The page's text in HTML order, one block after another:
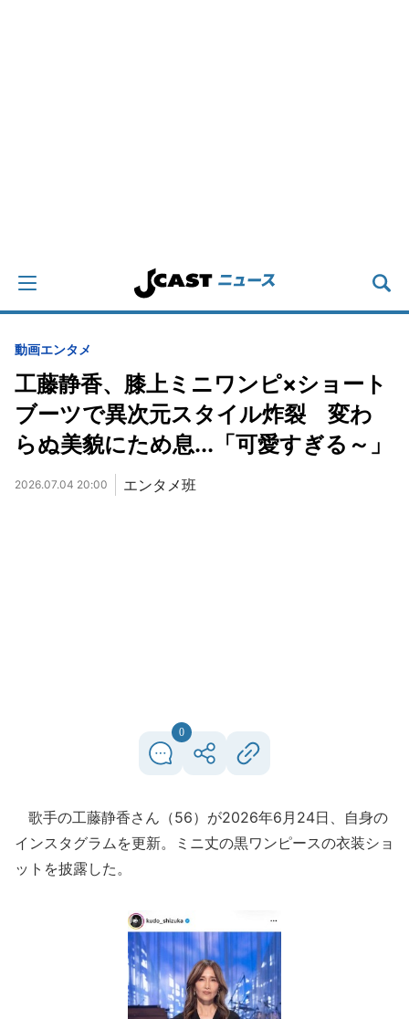
動画エンタメ
工藤静香、膝上ミニワンピ×ショート
ブーツで異次元スタイル炸裂 変わ
らぬ美貌にため息...「可愛すぎる～」
2026.07.04 20:00 エンタメ班
0
歌手の工藤静香さん（56）が2026年6月24日、自身の
インスタグラムを更新。ミニ丈の黒ワンピースの衣装ショ
ットを披露した。